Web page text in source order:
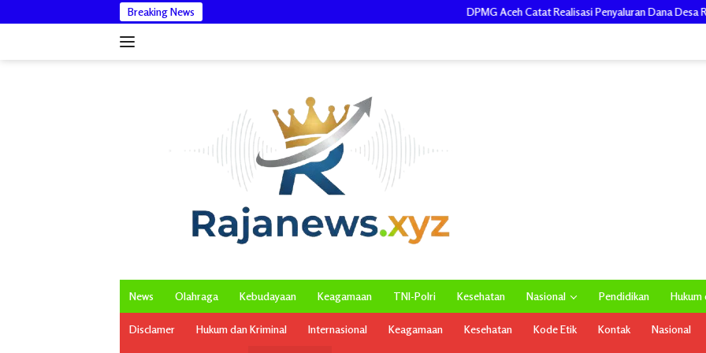
ke
Breaking News DPMG Aceh Catat Realisasi Penyaluran Dana Desa
News Olahraga Kebudayaan Keagamaan TNI-Polri Kesehatan Nasional Pendidikan Hukum
Disclamer Hukum dan Kriminal Internasional Keagamaan Kesehatan Kode Etik Kontak Nasional